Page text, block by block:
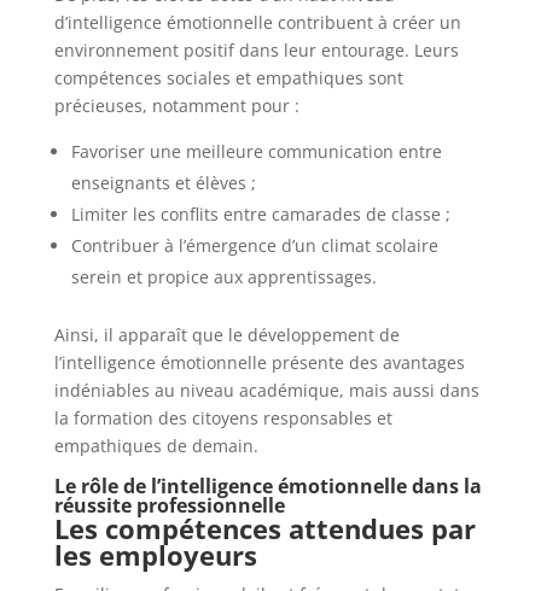
d’intelligence émotionnelle contribuent à créer un
environnement positif dans leur entourage. Leurs
compétences sociales et empathiques sont
précieuses, notamment pour :
Favoriser une meilleure communication entre
enseignants et élèves ;
Limiter les conflits entre camarades de classe ;
Contribuer à l’émergence d’un climat scolaire
serein et propice aux apprentissages.
Ainsi, il apparaît que le développement de
l’intelligence émotionnelle présente des avantages
indéniables au niveau académique, mais aussi dans
la formation des citoyens responsables et
empathiques de demain.
Le rôle de l’intelligence émotionnelle dans la
réussite professionnelle
Les compétences attendues par
les employeurs